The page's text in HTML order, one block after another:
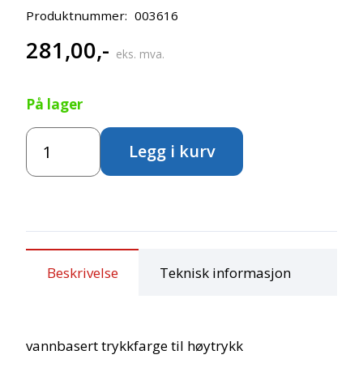
Produktnummer: 003616
281,00,- eks. mva.
På lager
Speedball
Watersoluble
Block
Legg i kurv
Beskrivelse Teknisk informasjon
vannbasert trykkfarge til høytrykk